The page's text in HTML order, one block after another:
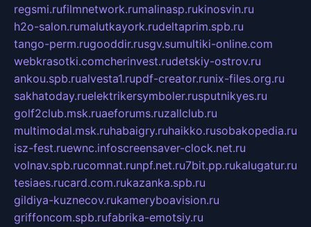
regsmi.rufilmnetwork.rumalinasp.rukinosvin.ru
h2o-salon.rumalutkayork.rudeltaprim.spb.ru
tango-perm.rugooddir.rusgv.sumultiki-online.com
webkrasotki.comcherinvest.rudetskiy-ostrov.ru
ankou.spb.rualvesta1.rupdf-creator.runix-files.org.ru
sakhatoday.ruelektrikersymboler.rusputnikyes.ru
golf2club.msk.ruaeforums.ruzallclub.ru
multimodal.msk.ruhabaigry.ruhaikko.rusobakopedia.ru
isz-fest.ruewnc.infoscreensaver-clock.net.ru
volnav.spb.rucomnat.runpf.net.ru7bit.pp.rukalugatur.ru
tesiaes.rucard.com.rukazanka.spb.ru
gildiya-kuznecov.rukameryboavision.ru
griffoncom.spb.rufabrika-emotsiy.ru